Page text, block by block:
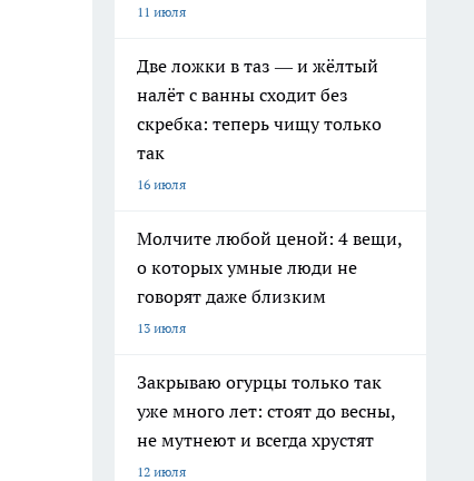
11 июля
Две ложки в таз — и жёлтый
налёт с ванны сходит без
скребка: теперь чищу только
так
16 июля
Молчите любой ценой: 4 вещи,
о которых умные люди не
говорят даже близким
13 июля
Закрываю огурцы только так
уже много лет: стоят до весны,
не мутнеют и всегда хрустят
12 июля